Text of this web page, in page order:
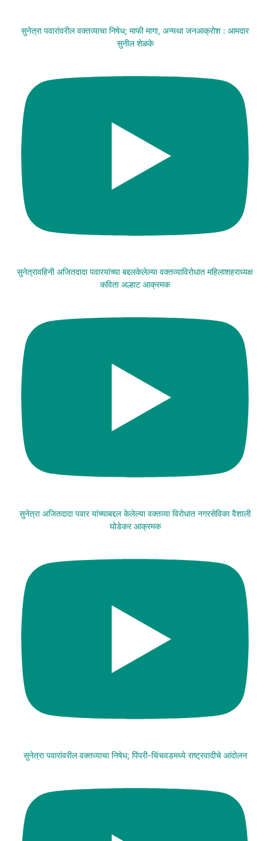
सुनेत्रा पवारांवरील वक्तव्याचा निषेध; माफी मागा, अन्यथा जनआक्रोश : आमदार
सुनील शेळके
सुनेत्रावहिनी अजितदादा पवारयांच्या बद्दलकेलेल्या वक्तव्याविरोधात महिलाशहराध्यक्ष
कविता अल्हाट आक्रमक
सुनेत्रा अजितदादा पवार यांच्याबद्दल केलेल्या वक्तव्या विरोधात नगरसेविका वैशाली
घोडेकर आक्रमक
सुनेत्रा पवारांवरील वक्तव्याचा निषेध; पिंपरी-चिंचवडमध्ये राष्ट्रवादीचे आंदोलन